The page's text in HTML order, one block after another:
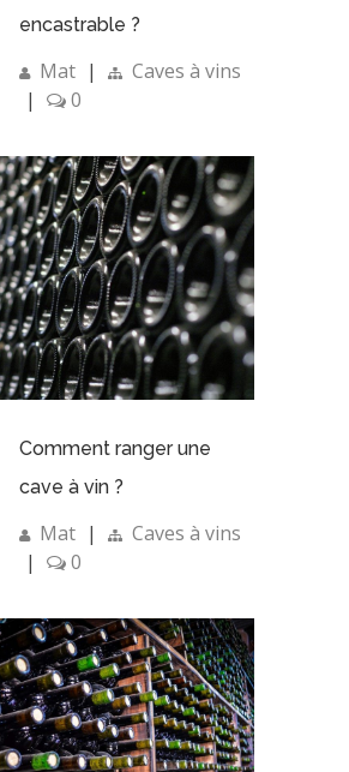
encastrable ?
Mat |
Caves à vins
|
0
Comment ranger une
cave à vin ?
Mat |
Caves à vins
|
0